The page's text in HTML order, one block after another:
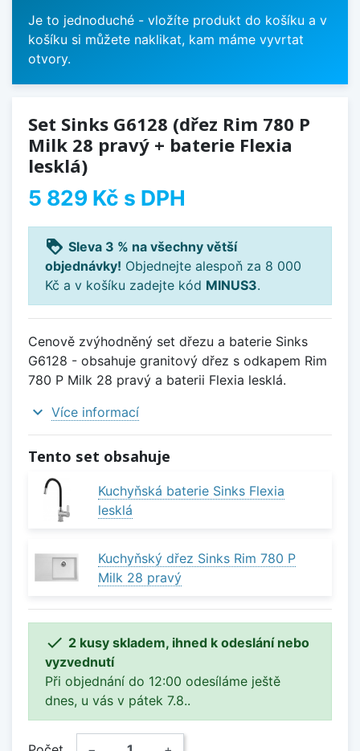
Je to jednoduché - vložíte produkt do košíku a v
košíku si můžete naklikat, kam máme vyvrtat
otvory.
Set Sinks G6128 (dřez Rim 780 P
Milk 28 pravý + baterie Flexia
lesklá)
5 829 Kč s DPH
loyalty Sleva 3 % na všechny větší
objednávky! Objednejte alespoň za 8 000
Kč a v košíku zadejte kód MINUS3.
Cenově zvýhodněný set dřezu a baterie Sinks
G6128 - obsahuje granitový dřez s odkapem Rim
780 P Milk 28 pravý a baterii Flexia lesklá.
expand_more Více informací
Tento set obsahuje
Kuchyňská baterie Sinks Flexia
lesklá
Kuchyňský dřez Sinks Rim 780 P
Milk 28 pravý
 2 kusy skladem, ihned k odeslání nebo
vyzvednutí
Při objednání do 12:00 odesíláme ještě
dnes, u vás v pátek 7.8..